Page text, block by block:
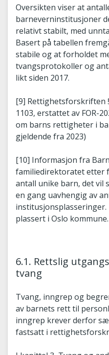
Oversikten viser at
barneverninstitusjoner
relativt stabilt, med
Basert på tabellen
stabile og at forholdet
tvangsprotokoller og
likt siden 2017.
[9] Rettighetsforskriften
1103, erstattet av FOR-
om barns rettigheter i
gjeldende fra 2023)
[10] Informasjon fra
familiedirektoratet etter
antall unike barn, det vil
en gang uavhengig av
plassert i Oslo kommune.
6.1. Rettslig
tvang
Tvang, inngrep og
av barnets rett til
inngrep krever derfor
fastsatt i